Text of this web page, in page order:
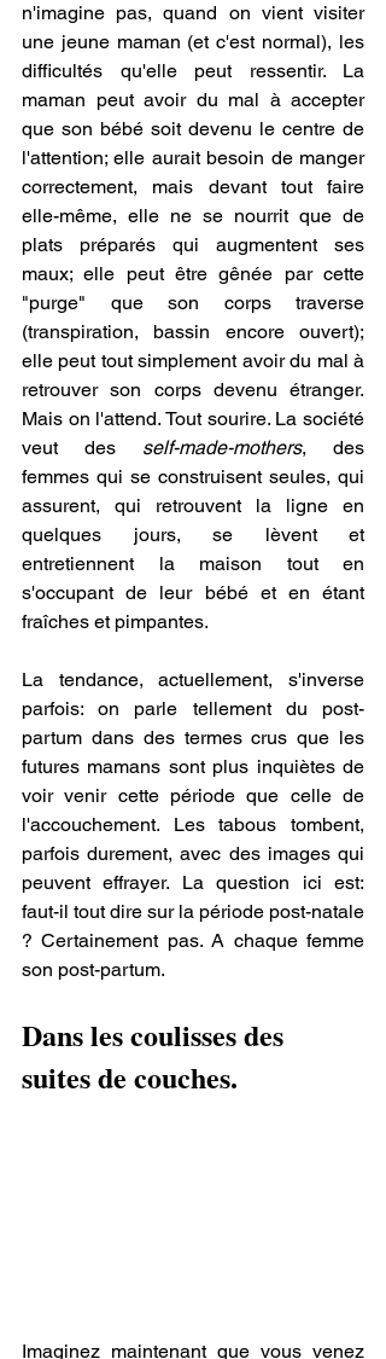
n'imagine pas, quand on vient visiter
une jeune maman (et c'est normal), les
difficultés qu'elle peut ressentir. La
maman peut avoir du mal à accepter
que son bébé soit devenu le centre de
l'attention; elle aurait besoin de manger
correctement, mais devant tout faire
elle-même, elle ne se nourrit que de
plats préparés qui augmentent ses
maux; elle peut être gênée par cette
"purge" que son corps traverse
(transpiration, bassin encore ouvert);
elle peut tout simplement avoir du mal à
retrouver son corps devenu étranger.
Mais on l'attend. Tout sourire. La société
veut des self-made-mothers, des
femmes qui se construisent seules, qui
assurent, qui retrouvent la ligne en
quelques jours, se lèvent et
entretiennent la maison tout en
s'occupant de leur bébé et en étant
fraîches et pimpantes.
La tendance, actuellement, s'inverse
parfois: on parle tellement du post-
partum dans des termes crus que les
futures mamans sont plus inquiètes de
voir venir cette période que celle de
l'accouchement. Les tabous tombent,
parfois durement, avec des images qui
peuvent effrayer. La question ici est:
faut-il tout dire sur la période post-natale
? Certainement pas. A chaque femme
son post-partum.
Dans les coulisses des
suites de couches.
Imaginez maintenant que vous venez